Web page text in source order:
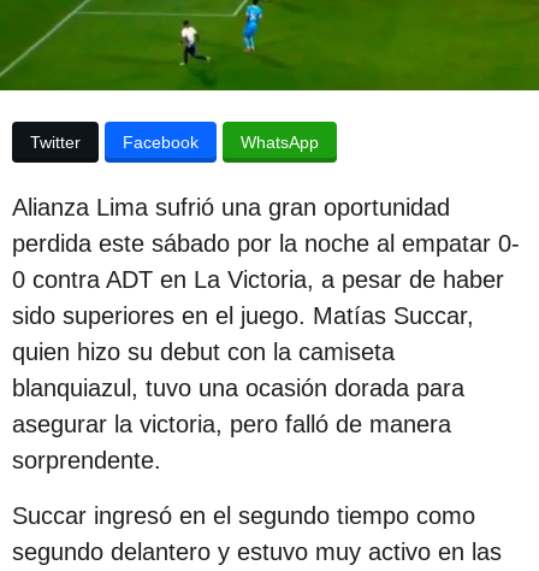
u
l
i
a
c
i
ó
n
2
a
ñ
o
s
ó
n
Twitter Facebook WhatsApp
Alianza Lima sufrió una gran oportunidad
perdida este sábado por la noche al empatar 0-
0 contra ADT en La Victoria, a pesar de haber
sido superiores en el juego. Matías Succar,
quien hizo su debut con la camiseta
blanquiazul, tuvo una ocasión dorada para
asegurar la victoria, pero falló de manera
sorprendente.
Succar ingresó en el segundo tiempo como
segundo delantero y estuvo muy activo en las